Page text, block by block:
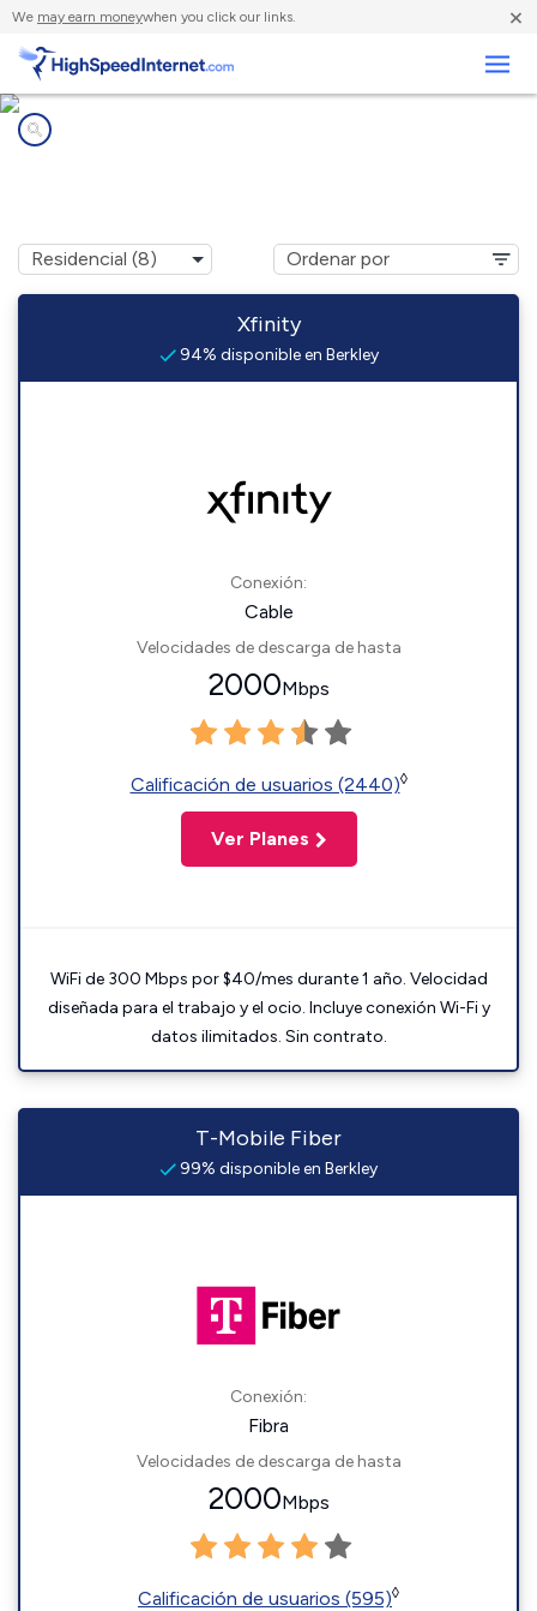
We may earn moneywhen you click our links. ×
Xfinity
94% disponible en Berkley
Conexión:
Cable
Velocidades de descarga de hasta
2000Mbps
Calificación de usuarios (2440)◊
Ver Planes
WiFi de 300 Mbps por $40/mes durante 1 año. Velocidad
diseñada para el trabajo y el ocio. Incluye conexión Wi-Fi y
datos ilimitados. Sin contrato.
T-Mobile Fiber
99% disponible en Berkley
Conexión:
Fibra
Velocidades de descarga de hasta
2000Mbps
Calificación de usuarios (595)◊